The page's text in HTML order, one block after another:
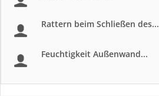
Rattern beim Schließen des...
Feuchtigkeit Außenwand...